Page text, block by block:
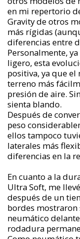
en mi repertorio
Gravity de otros
más rígidas
diferencias entre
Personalmente,
ligero, esta
positiva, ya que
terreno más
presión de aire.
sienta blando.
Después de
peso
ellos tampoco
laterales más
diferencias en la
En cuanto a la
Ultra Soft, me
después de un
bordes mostraron
neumático
rodadura